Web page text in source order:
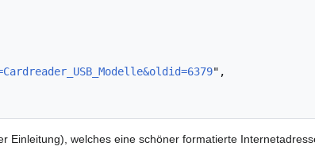
",
Einleitung), welches eine schöner formatierte